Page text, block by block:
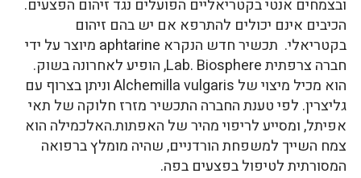
ובצמחים אנטי בקטריאליים הפועלים נגד זיהום הפצעים.
הכיבים אינם יכולים להתרפא אם יש בהם זיהום
בקטריאלי. תכשיר חדש הנקרא aphtarine מיוצר על ידי
חברה צרפתית Lab. Biosphere, הופיע לאחרונה בשוק.
הוא מכיל מיצוי של Alchemilla vulgaris וניתן בצרוף עם
גליצרין. לפי טענת החברה התכשיר מזרז חלוקה של תאי
אפיתל, ומסייע לריפוי מהיר של האפתות.האלכמילה הוא
צמח השייך למשפחת הורדניים, שהיה מומלץ ברפואה
המסורתית לטיפול בפצעים בפה.